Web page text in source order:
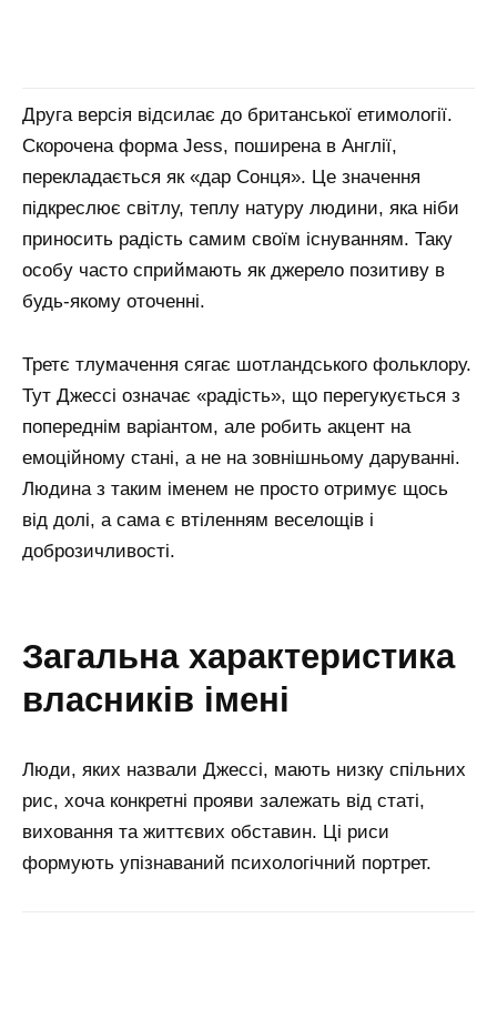
Друга версія відсилає до британської етимології.
Скорочена форма Jess, поширена в Англії,
перекладається як «дар Сонця». Це значення
підкреслює світлу, теплу натуру людини, яка ніби
приносить радість самим своїм існуванням. Таку
особу часто сприймають як джерело позитиву в
будь-якому оточенні.
Третє тлумачення сягає шотландського фольклору.
Тут Джессі означає «радість», що перегукується з
попереднім варіантом, але робить акцент на
емоційному стані, а не на зовнішньому даруванні.
Людина з таким іменем не просто отримує щось
від долі, а сама є втіленням веселощів і
доброзичливості.
загальна характеристика
власників імені
Люди, яких назвали Джессі, мають низку спільних
рис, хоча конкретні прояви залежать від статі,
виховання та життєвих обставин. Ці риси
формують упізнаваний психологічний портрет.